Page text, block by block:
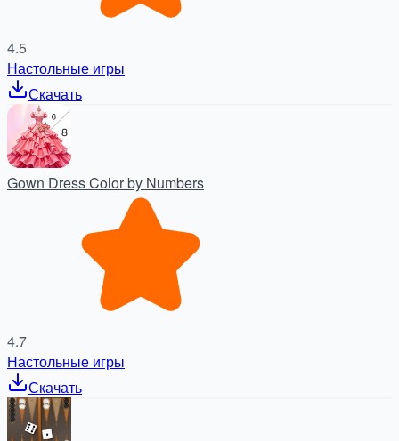
4.5
Настольные игры
Скачать
Gown Dress Color by Numbers
4.7
Настольные игры
Скачать